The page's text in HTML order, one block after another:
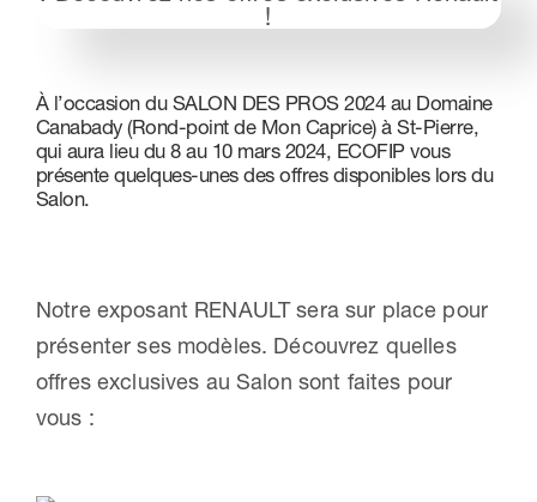
Nous contacter
À l’occasion du SALON DES PROS 2024 au Domaine
Canabady (Rond-point de Mon Caprice) à St-Pierre,
qui aura lieu du 8 au 10 mars 2024, ECOFIP vous
présente quelques-unes des offres disponibles lors du
Salon.
Notre exposant RENAULT sera sur place pour
présenter ses modèles. Découvrez quelles
offres exclusives au Salon sont faites pour
vous :